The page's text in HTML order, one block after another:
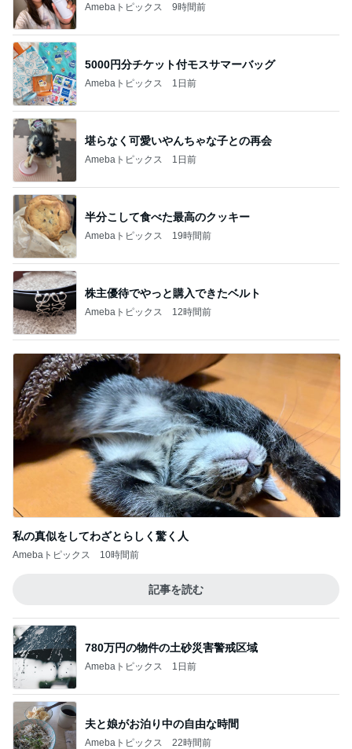
Amebaトピックス 9時間前
5000円分チケット付モスサマーバッグ
Amebaトピックス 1日前
堪らなく可愛いやんちゃな子との再会
Amebaトピックス 1日前
半分こして食べた最高のクッキー
Amebaトピックス 19時間前
株主優待でやっと購入できたベルト
Amebaトピックス 12時間前
私の真似をしてわざとらしく驚く人
Amebaトピックス 10時間前
記事を読む
780万円の物件の土砂災害警戒区域
Amebaトピックス 1日前
夫と娘がお泊り中の自由な時間
Amebaトピックス 22時間前